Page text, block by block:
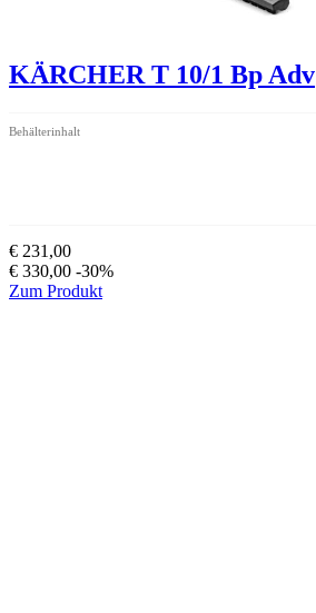
KÄRCHER T 10/1 Bp Adv
Behälterinhalt
€ 231,00
€ 330,00 -30%
Zum Produkt